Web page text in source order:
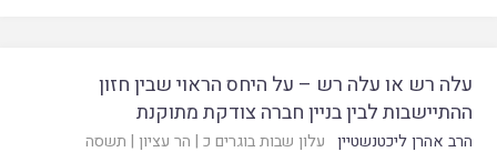
עלה רש או עלה רש – על היחס הראוי שבין חזון
ההתיישבות לבין בניין חברה צודקת מתוקנת
הרב אהרן ליכטנשטיין עלון שבות בוגרים כ | הר עציון | תשסה